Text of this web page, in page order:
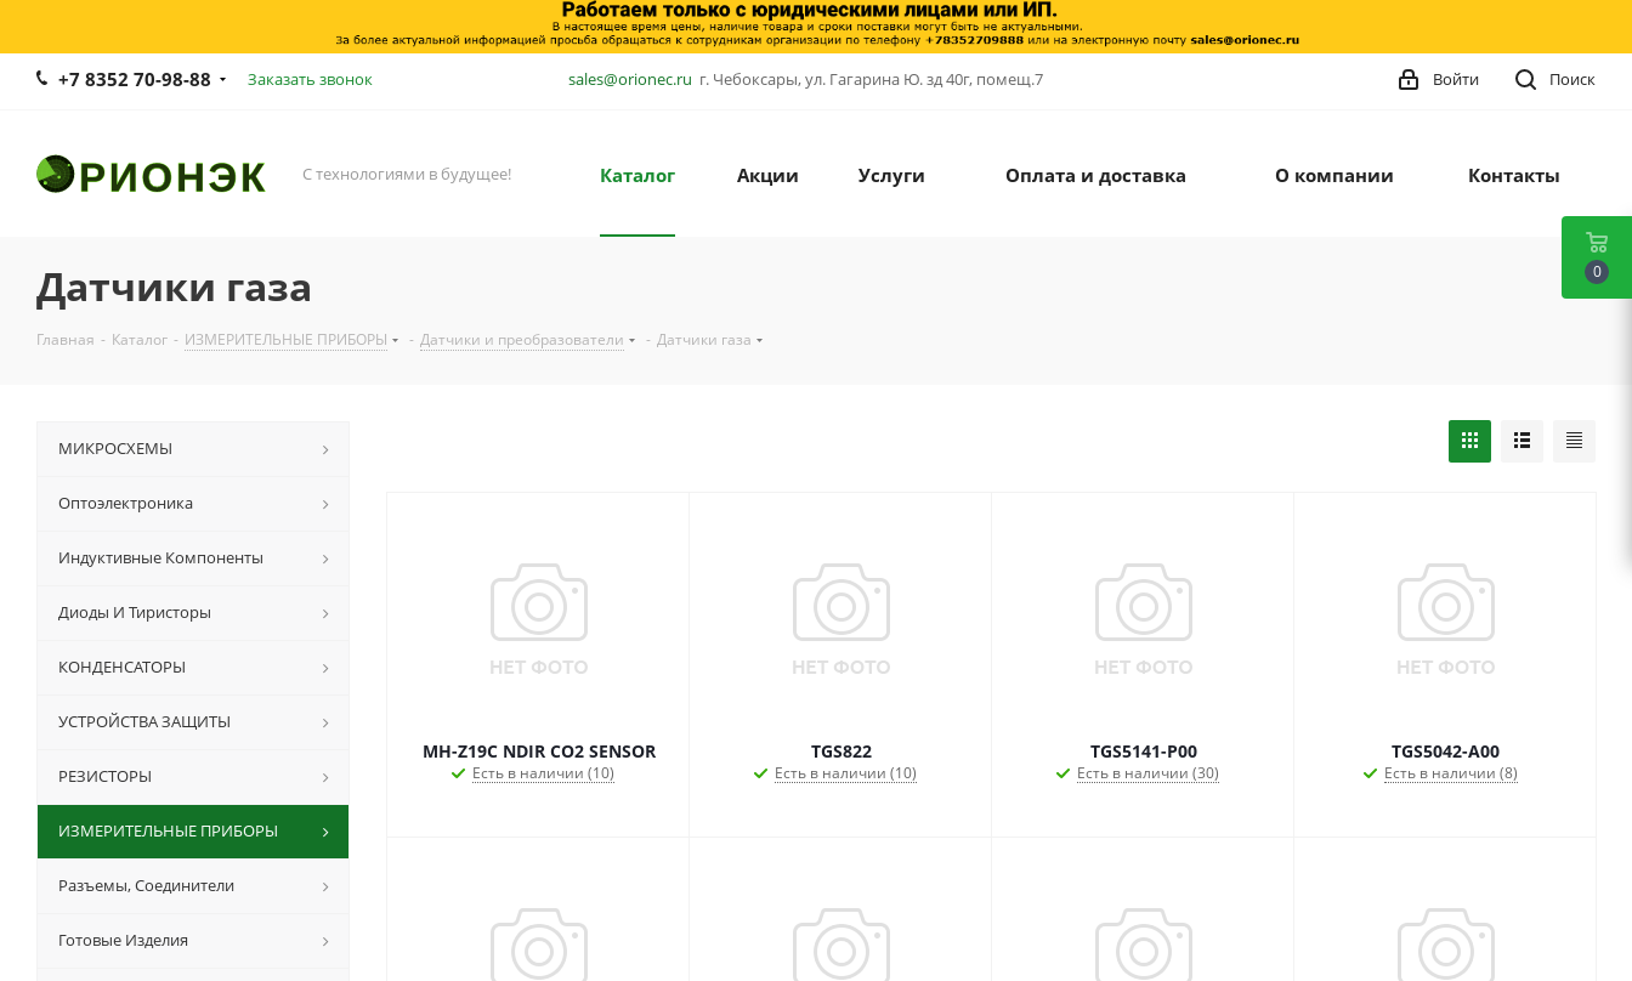
+7 8352 70-98-88 Заказать звонок sales@orionec.ru г. Чебоксары, ул. Гагарина Ю. зд 40г, помещ.7 Поиск
Войти
С технологиями в будущее! Каталог Акции Услуги Оплата и доставка О компании Контакты
Датчики газа
Главная - Каталог - ИЗМЕРИТЕЛЬНЫЕ ПРИБОРЫ - Датчики и преобразователи - Датчики газа
MH-Z19C NDIR CO2 SENSOR
Есть в наличии (10)
TGS822
Есть в наличии (10)
TGS5141-P00
Есть в наличии (30)
TGS5042-A00
Есть в наличии (8)
МИКРОСХЕМЫ
Оптоэлектроника
Индуктивные Компоненты
Диоды И Тиристоры
КОНДЕНСАТОРЫ
УСТРОЙСТВА ЗАЩИТЫ
РЕЗИСТОРЫ
ИЗМЕРИТЕЛЬНЫЕ ПРИБОРЫ
Разъемы, Соединители
Готовые Изделия
0